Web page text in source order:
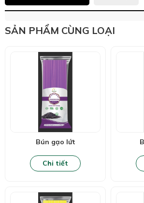
SẢN PHẨM CÙNG LOẠI
Bún gạo lứt
Chi tiết